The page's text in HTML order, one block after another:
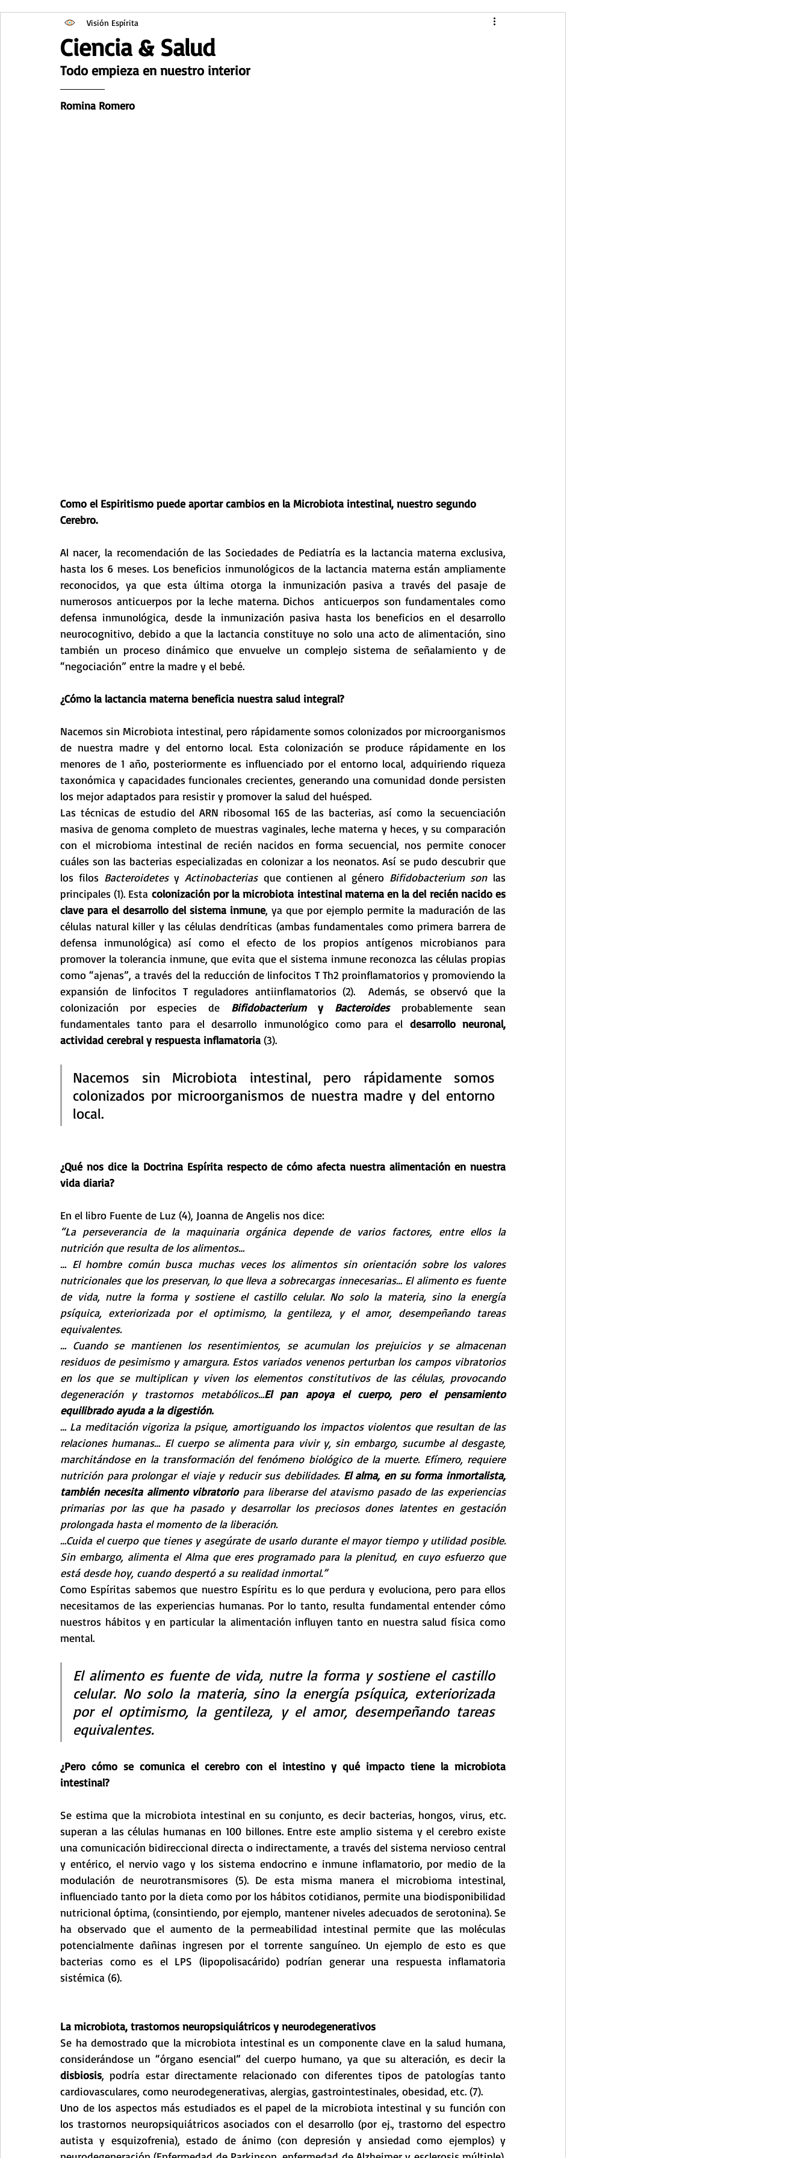
Ciencia & Salud
Visión Espírita
Todo empieza en nuestro interior
Romina Romero
Como el Espiritismo puede aportar cambios en la Microbiota intestinal, nuestro segundo
Cerebro.
Al nacer, la recomendación de las Sociedades de Pediatría es la lactancia materna exclusiva,
hasta los 6 meses. Los beneficios inmunológicos de la lactancia materna están ampliamente
reconocidos, ya que esta última otorga la inmunización pasiva a través del pasaje de
numerosos anticuerpos por la leche materna. Dichos  anticuerpos son fundamentales como
defensa inmunológica, desde la inmunización pasiva hasta los beneficios en el desarrollo
neurocognitivo, debido a que la lactancia constituye no solo una acto de alimentación, sino
también un proceso dinámico que envuelve un complejo sistema de señalamiento y de
“negociación” entre la madre y el bebé.
¿Cómo la lactancia materna beneficia nuestra salud integral?
Nacemos sin Microbiota intestinal, pero rápidamente somos colonizados por microorganismos
de nuestra madre y del entorno local. Esta colonización se produce rápidamente en los
menores de 1 año, posteriormente es influenciado por el entorno local, adquiriendo riqueza
taxonómica y capacidades funcionales crecientes, generando una comunidad donde persisten
los mejor adaptados para resistir y promover la salud del huésped.
Las técnicas de estudio del ARN ribosomal 16S de las bacterias, así como la secuenciación
masiva de genoma completo de muestras vaginales, leche materna y heces, y su comparación
con el microbioma intestinal de recién nacidos en forma secuencial, nos permite conocer
cuáles son las bacterias especializadas en colonizar a los neonatos. Así se pudo descubrir que
los filos Bacteroidetes y Actinobacterias que contienen al género Bifidobacterium son las
principales (1). Esta colonización por la microbiota intestinal materna en la del recién nacido es
clave para el desarrollo del sistema inmune, ya que por ejemplo permite la maduración de las
células natural killer y las células dendríticas (ambas fundamentales como primera barrera de
defensa inmunológica) así como el efecto de los propios antígenos microbianos para
promover la tolerancia inmune, que evita que el sistema inmune reconozca las células propias
como “ajenas”, a través del la reducción de linfocitos T Th2 proinflamatorios y promoviendo la
expansión de linfocitos T reguladores antiinflamatorios (2).  Además, se observó que la
colonización por especies de Bifidobacterium y Bacteroides probablemente sean
fundamentales tanto para el desarrollo inmunológico como para el desarrollo neuronal,
actividad cerebral y respuesta inflamatoria (3).
Nacemos sin Microbiota intestinal, pero rápidamente somos
colonizados por microorganismos de nuestra madre y del entorno
local.
¿Qué nos dice la Doctrina Espírita respecto de cómo afecta nuestra alimentación en nuestra
vida diaria?
En el libro Fuente de Luz (4), Joanna de Angelis nos dice:
“La perseverancia de la maquinaria orgánica depende de varios factores, entre ellos la
nutrición que resulta de los alimentos…
… El hombre común busca muchas veces los alimentos sin orientación sobre los valores
nutricionales que los preservan, lo que lleva a sobrecargas innecesarias… El alimento es fuente
de vida, nutre la forma y sostiene el castillo celular. No solo la materia, sino la energía
psíquica, exteriorizada por el optimismo, la gentileza, y el amor, desempeñando tareas
equivalentes.
… Cuando se mantienen los resentimientos, se acumulan los prejuicios y se almacenan
residuos de pesimismo y amargura. Estos variados venenos perturban los campos vibratorios
en los que se multiplican y viven los elementos constitutivos de las células, provocando
degeneración y trastornos metabólicos…El pan apoya el cuerpo, pero el pensamiento
equilibrado ayuda a la digestión.
… La meditación vigoriza la psique, amortiguando los impactos violentos que resultan de las
relaciones humanas… El cuerpo se alimenta para vivir y, sin embargo, sucumbe al desgaste,
marchitándose en la transformación del fenómeno biológico de la muerte. Efímero, requiere
nutrición para prolongar el viaje y reducir sus debilidades. El alma, en su forma inmortalista,
también necesita alimento vibratorio para liberarse del atavismo pasado de las experiencias
primarias por las que ha pasado y desarrollar los preciosos dones latentes en gestación
prolongada hasta el momento de la liberación.
…Cuida el cuerpo que tienes y asegúrate de usarlo durante el mayor tiempo y utilidad posible.
Sin embargo, alimenta el Alma que eres programado para la plenitud, en cuyo esfuerzo que
está desde hoy, cuando despertó a su realidad inmortal.”
Como Espíritas sabemos que nuestro Espíritu es lo que perdura y evoluciona, pero para ellos
necesitamos de las experiencias humanas. Por lo tanto, resulta fundamental entender cómo
nuestros hábitos y en particular la alimentación influyen tanto en nuestra salud física como
mental.
El alimento es fuente de vida, nutre la forma y sostiene el castillo
celular. No solo la materia, sino la energía psíquica, exteriorizada
por el optimismo, la gentileza, y el amor, desempeñando tareas
equivalentes.
¿Pero cómo se comunica el cerebro con el intestino y qué impacto tiene la microbiota
intestinal?
Se estima que la microbiota intestinal en su conjunto, es decir bacterias, hongos, virus, etc.
superan a las células humanas en 100 billones. Entre este amplio sistema y el cerebro existe
una comunicación bidireccional directa o indirectamente, a través del sistema nervioso central
y entérico, el nervio vago y los sistema endocrino e inmune inflamatorio, por medio de la
modulación de neurotransmisores (5). De esta misma manera el microbioma intestinal,
influenciado tanto por la dieta como por los hábitos cotidianos, permite una biodisponibilidad
nutricional óptima, (consintiendo, por ejemplo, mantener niveles adecuados de serotonina). Se
ha observado que el aumento de la permeabilidad intestinal permite que las moléculas
potencialmente dañinas ingresen por el torrente sanguíneo. Un ejemplo de esto es que
bacterias como es el LPS (lipopolisacárido) podrían generar una respuesta inflamatoria
sistémica (6).
La microbiota, trastornos neuropsiquiátricos y neurodegenerativos
Se ha demostrado que la microbiota intestinal es un componente clave en la salud humana,
disbiosis, podría estar directamente relacionado con diferentes tipos de patologías tanto
cardiovasculares, como neurodegenerativas, alergias, gastrointestinales, obesidad, etc. (7).
Uno de los aspectos más estudiados es el papel de la microbiota intestinal y su función con
los trastornos neuropsiquiátricos asociados con el desarrollo (por ej., trastorno del espectro
autista y esquizofrenia), estado de ánimo (con depresión y ansiedad como ejemplos) y